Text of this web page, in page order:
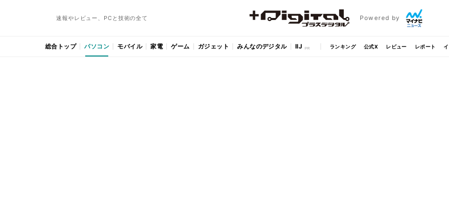
速報やレビュー、PCと技術の全て Powered by
総合トップ パソコン モバイル 家電 ゲーム ガジェット みんなのデジタル IIJ ランキング 公式X レビュー レポート